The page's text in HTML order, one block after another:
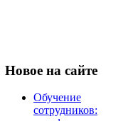
Новое на сайте
Обучение
сотрудников: